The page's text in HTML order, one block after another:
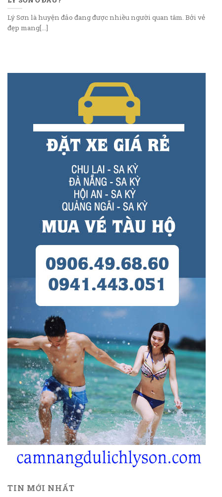
Lý Sơn là huyện đảo đang được nhiều người quan tâm. Bởi vẻ
đẹp mang[...]
TIN MỚI NHẤT